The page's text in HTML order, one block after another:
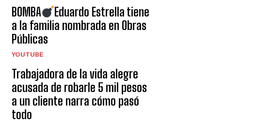
BOMBA
Eduardo Estrella tiene
a la familia nombrada en Obras
Públicas
YOUTUBE
Trabajadora de la vida alegre
acusada de robarle 5 mil pesos
a un cliente narra cómo pasó
todo